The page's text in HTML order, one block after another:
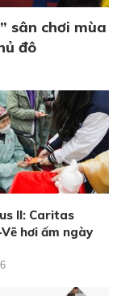
sân chơi mùa
đô
II: Caritas
hơi ấm ngày